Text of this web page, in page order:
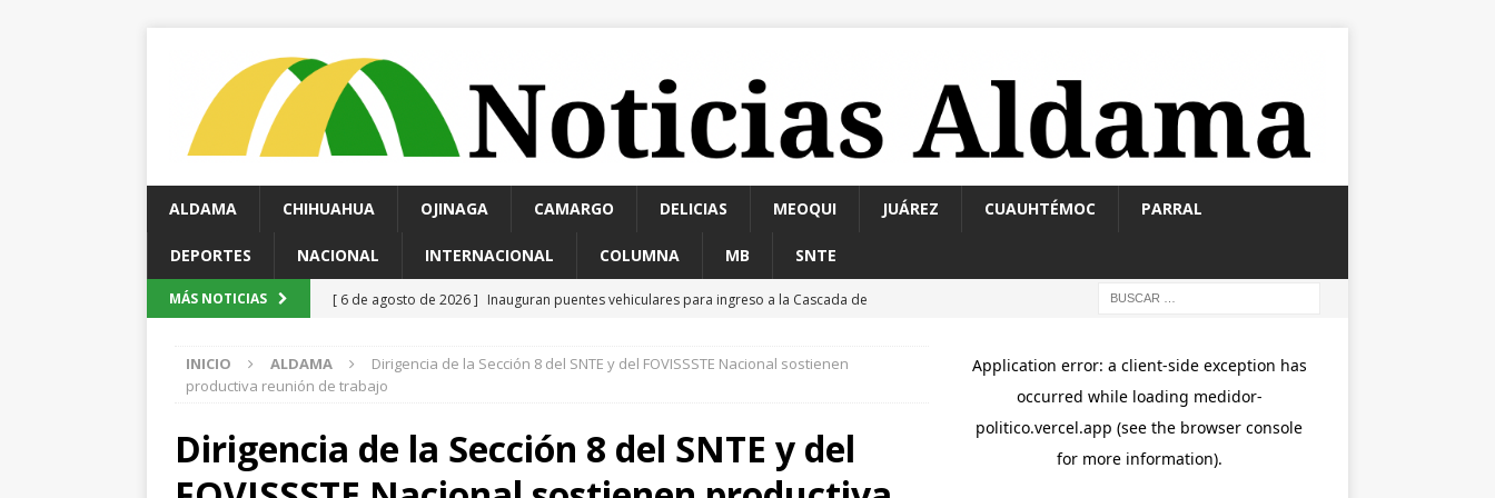
ALDAMA CHIHUAHUA OJINAGA CAMARGO DELICIAS MEOQUI JUÁREZ CUAUHTÉMOC PARRAL
DEPORTES NACIONAL INTERNACIONAL COLUMNA MB SNTE
MÁS NOTICIAS [ 6 de agosto de 2026 ] Inauguran puentes vehiculares para ingreso a la Cascada de
[ 6 de agosto de 2026 ] Hallan a hombre sin vida en estacionamiento de paquetería;
[ 6 de agosto de 2026 ] Hallazgo de cadáver en descomposición desata fuerte operativo al
norte de la ciudad
ESTATAL
INICIO ALDAMA
Dirigencia de la Sección 8 del SNTE y del FOVISSSTE Nacional sostienen
productiva reunión de trabajo
Dirigencia de la Sección 8 del SNTE y del